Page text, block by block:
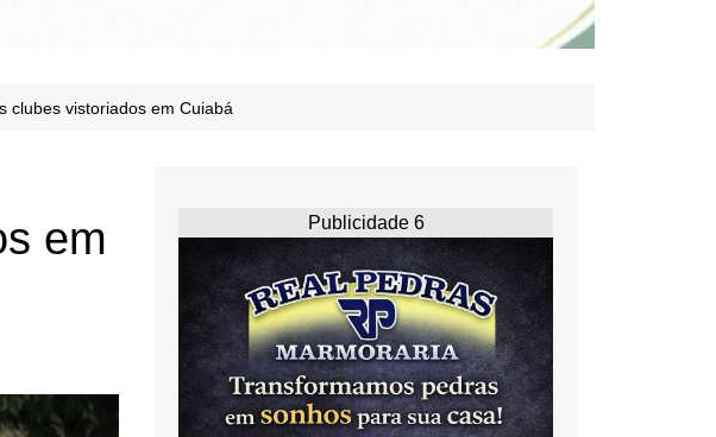
clubes vistoriados em Cuiabá
em
Publicidade 6